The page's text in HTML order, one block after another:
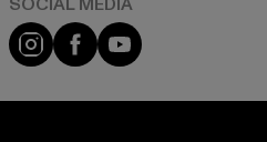
Instagram
FacebookYouTube